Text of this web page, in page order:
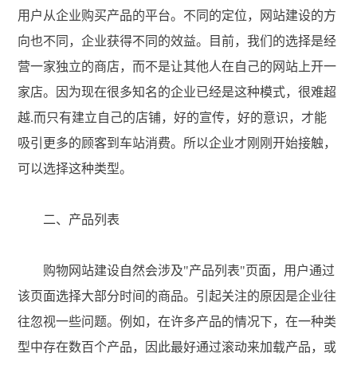
用户从企业购买产品的平台。不同的定位，网站建设的方
向也不同，企业获得不同的效益。目前，我们的选择是经
营一家独立的商店，而不是让其他人在自己的网站上开一
家店。因为现在很多知名的企业已经是这种模式，很难超
越.而只有建立自己的店铺，好的宣传，好的意识，才能
吸引更多的顾客到车站消费。所以企业才刚刚开始接触，
可以选择这种类型。
二、产品列表
购物网站建设自然会涉及"产品列表"页面，用户通过
该页面选择大部分时间的商品。引起关注的原因是企业往
往忽视一些问题。例如，在许多产品的情况下，在一种类
型中存在数百个产品，因此最好通过滚动来加载产品，或